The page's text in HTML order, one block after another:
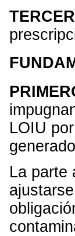
LOIU
La parte